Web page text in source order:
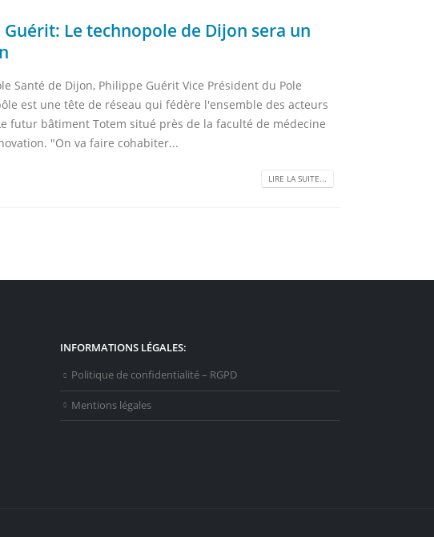
Le technopole de Dijon sera un
Santé de Dijon, Philippe Guérit Vice Président du Pole
est une tête de réseau qui fédère l'ensemble des acteurs
futur bâtiment Totem situé près de la faculté de médecine
"On va faire cohabiter...
LIRE LA SUITE...
INFORMATIONS LÉGALES:
Politique de confidentialité – RGPD
Mentions légales